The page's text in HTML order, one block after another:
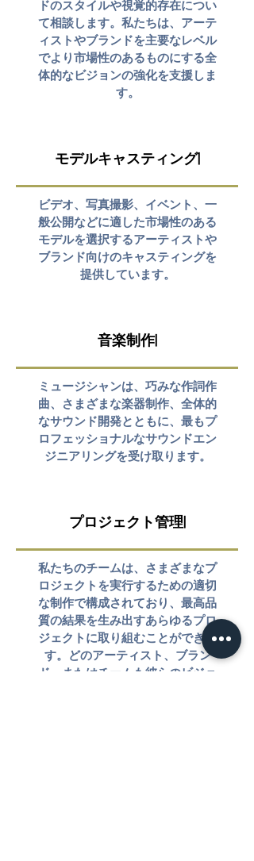
ドのスタイルや視覚的存在につい
て相談します。私たちは、アーテ
ィストやブランドを主要なレベル
でより市場性のあるものにする全
体的なビジョンの強化を支援しま
す。
モデルキャスティング|
ビデオ、写真撮影、イベント、一
般公開などに適した市場性のある
モデルを選択するアーティストや
ブランド向けのキャスティングを
提供しています。
音楽制作|
ミュージシャンは、巧みな作詞作
曲、さまざまな楽器制作、全体的
なサウンド開発とともに、最もプ
ロフェッショナルなサウンドエン
ジニアリングを受け取ります。
プロジェクト管理|
私たちのチームは、さまざまなプ
ロジェクトを実行するための適切
な制作で構成されており、最高品
質の結果を生み出すあらゆるプロ
ジェクトに取り組むことができま
す。どのアーティスト、ブラン
ド、またはチームも彼らのビジョ